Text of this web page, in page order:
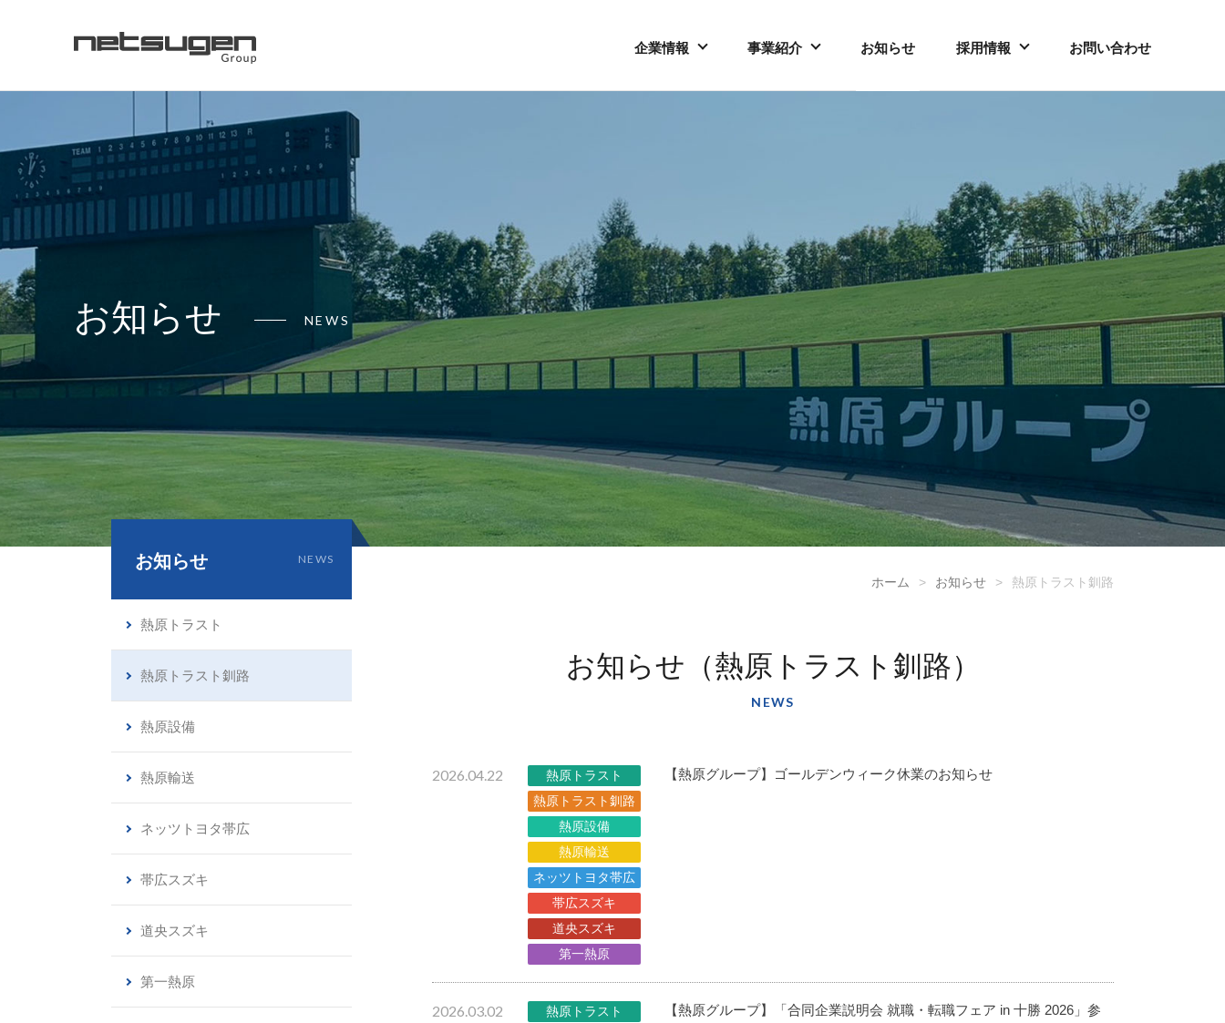
企業情報 事業紹介 お知らせ 採用情報 お問い合わせ
お知らせ NEWS
ホーム > お知らせ > 熱原トラスト釧路
お知らせ（熱原トラスト釧路）
NEWS
2026.04.22
熱原トラスト
熱原トラスト釧路
熱原設備
熱原輸送
ネッツトヨタ帯広
帯広スズキ
道央スズキ
第一熱原
【熱原グループ】ゴールデンウィーク休業のお知らせ
2026.03.02
熱原トラスト
【熱原グループ】「合同企業説明会 就職・転職フェア in 十勝 2026」参
お知らせ NEWS
熱原トラスト
熱原トラスト釧路
熱原設備
熱原輸送
ネッツトヨタ帯広
帯広スズキ
道央スズキ
第一熱原